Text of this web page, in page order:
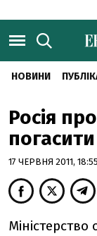
НОВИНИ
Росія
17 ЧЕРВНЯ 2011, 18:55